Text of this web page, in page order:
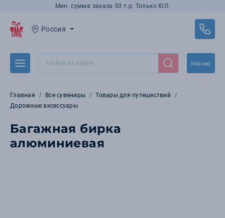
Мин. сумма заказа 50 т.р. Только ЮЛ.
Россия
Меню
Главная Все сувениры
Товары для путешествий
Дорожные аксессуары
Багажная бирка
алюминиевая